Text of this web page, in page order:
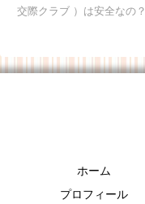
交際クラブ ）は安全なの？
ホーム
プロフィール